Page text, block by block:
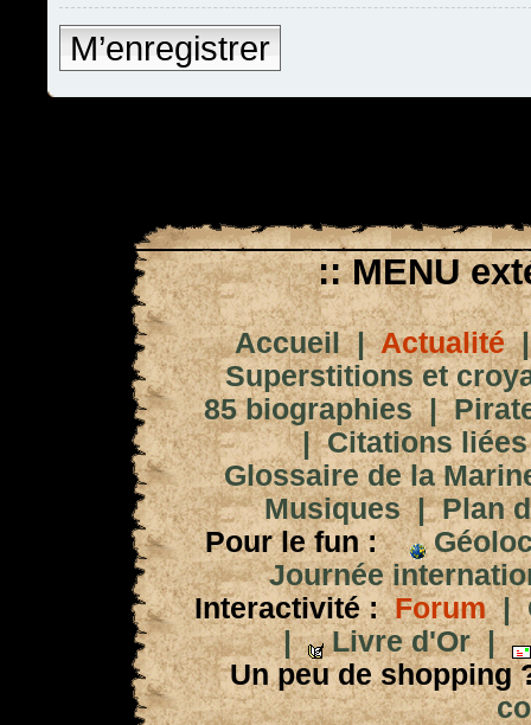
M’enregistrer
:: MENU
Accueil|Actualité
Superstitions et
85 biographies|
|Citations
Glossaire de la
Musiques|Plan
Pour le fun :
Journée
Interactivité : Forum|
|
Livre d'Or|
Un peu de shopping